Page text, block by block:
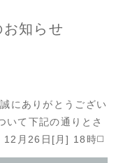
知らせ
にありがとうござい
いて下記の通りとさ
12月26日[月] 18時◻️
hows s...